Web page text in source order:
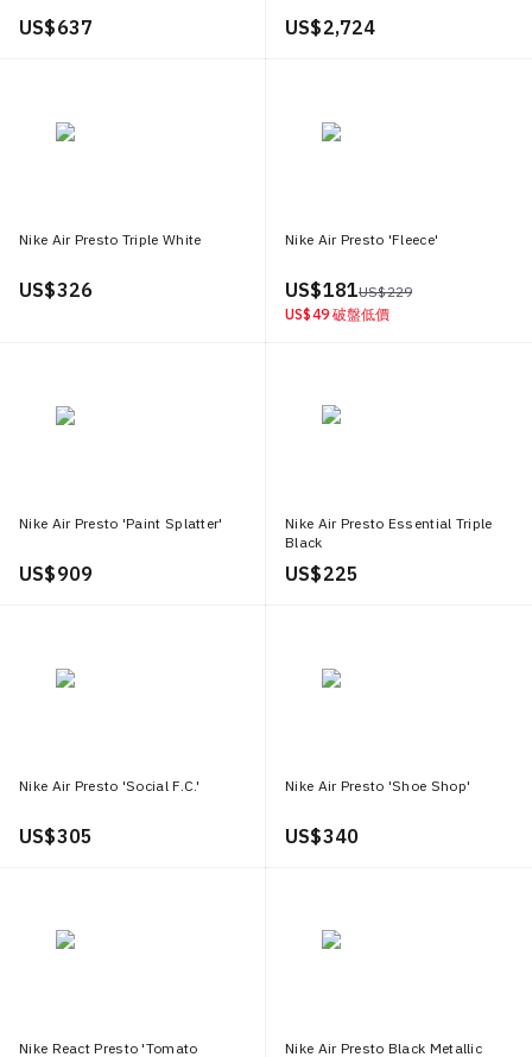
US$ 637 US$ 2,724
Nike Air Presto Triple White
US$ 326
Nike Air Presto 'Fleece'
US$ 181US$ 229
US$ 49 破盤低價
Nike Air Presto 'Paint Splatter'
US$ 909
Nike Air Presto Essential Triple
Black
US$ 225
Nike Air Presto 'Social F.C.'
US$ 305
Nike Air Presto 'Shoe Shop'
US$ 340
Nike React Presto 'Tomato
Nike Air Presto Black Metallic